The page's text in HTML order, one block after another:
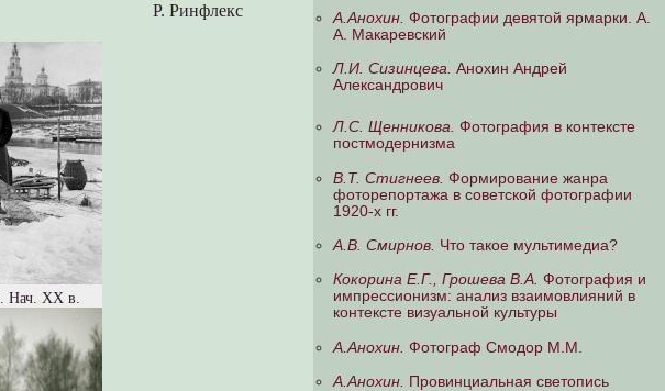
Р. Ринфлекс
Нач. ХХ в.
А.Анохин. Фотографии девятой ярмарки. А.
А. Макаревский
Л.И. Сизинцева. Анохин Андрей
Александрович
Л.С. Щенникова. Фотография в контексте
постмодернизма
В.Т. Стигнеев. Формирование жанра
фоторепортажа в советской фотографии
1920-х гг.
А.В. Смирнов. Что такое мультимедиа?
Кокорина Е.Г., Грошева В.А. Фотография и
импрессионизм: анализ взаимовлияний в
контексте визуальной культуры
А.Анохин. Фотограф Смодор М.М.
А.Анохин. Провинциальная светопись